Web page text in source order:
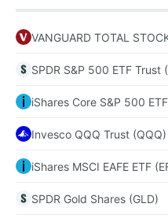
VANGUARD TOTAL
SPDR S&P 500 ETF Trust
iShares Core S&P 500
Invesco QQQ Trust (QQQ)
iShares MSCI EAFE ETF
SPDR Gold Shares (GLD)